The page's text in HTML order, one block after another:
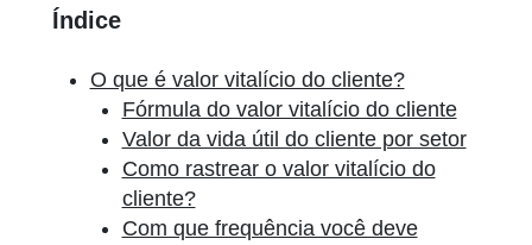
Índice
O que é valor vitalício do cliente?
Fórmula do valor vitalício do cliente
Valor da vida útil do cliente por setor
Como rastrear o valor vitalício do
cliente?
Com que frequência você deve